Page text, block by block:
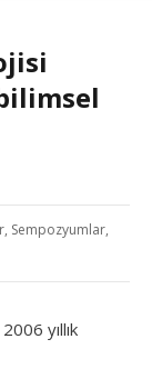
Sempozyumlar,
yıllık